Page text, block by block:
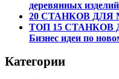
деревянных
20 СТАНКОВ ДЛЯ
ТОП 15 СТАНКОВ
Бизнес идеи по
Категории